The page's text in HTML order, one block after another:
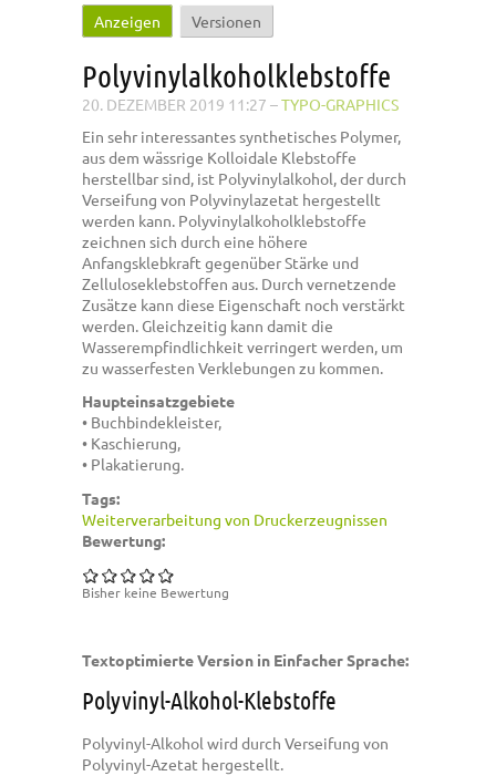
Haupt-Reiter
Anzeigen (aktiver Reiter)
Versionen
Polyvinylalkoholklebstoffe
20. DEZEMBER 2019 11:27 –TYPO-GRAPHICS
Ein sehr interessantes synthetisches Polymer,
aus dem wässrige Kolloidale Klebstoffe
herstellbar sind, ist Polyvinylalkohol, der durch
Verseifung von Polyvinylazetat hergestellt
werden kann. Polyvinylalkoholklebstoffe
zeichnen sich durch eine höhere
Anfangsklebkraft gegenüber Stärke und
Zelluloseklebstoffen aus. Durch vernetzende
Zusätze kann diese Eigenschaft noch verstärkt
werden. Gleichzeitig kann damit die
Wasserempfindlichkeit verringert werden, um
zu wasserfesten Verklebungen zu kommen.
Haupteinsatzgebiete
• Buchbindekleister,
• Kaschierung,
• Plakatierung.
Tags:
Weiterverarbeitung von Druckerzeugnissen
Bewertung:
Bisher keine Bewertung
Textoptimierte Version in Einfacher Sprache:
Polyvinyl-Alkohol-Klebstoffe
Polyvinyl-Alkohol wird durch Verseifung von
Polyvinyl-Azetat hergestellt.